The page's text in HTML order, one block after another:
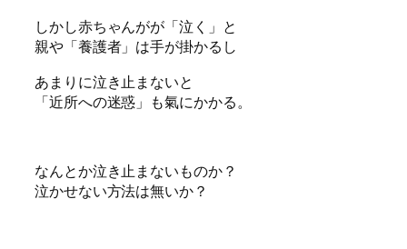
しかし赤ちゃんがが「泣く」と
親や「養護者」は手が掛かるし
あまりに泣き止まないと
「近所への迷惑」も氣にかかる。
なんとか泣き止まないものか？
泣かせない方法は無いか？